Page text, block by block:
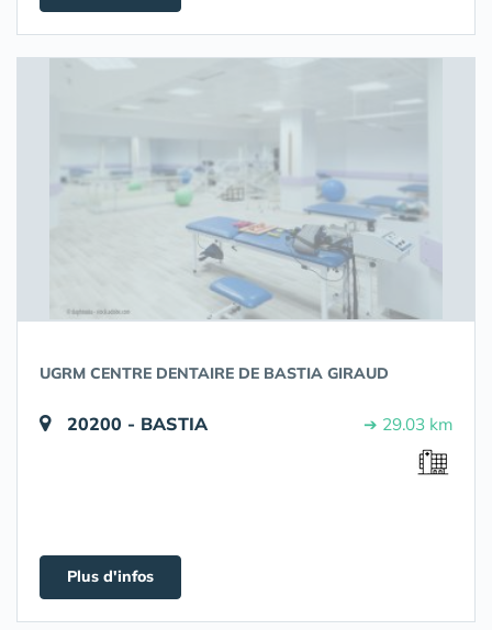
UGRM CENTRE DENTAIRE DE BASTIA GIRAUD
20200 - BASTIA ➔ 29.03 km
Plus d'infos